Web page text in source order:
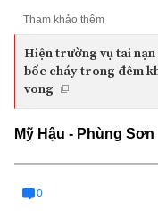
Tham khảo thêm
Hiện trường vụ tai
bốc cháy trong đêm
vong
Mỹ Hậu - Phùng Sơn
0